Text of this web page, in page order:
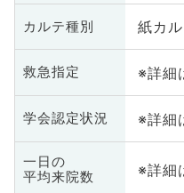
カルテ種別 紙カ
救急指定 ※詳細
学会認定状況 ※詳細
一日の
平均来院数
※詳細